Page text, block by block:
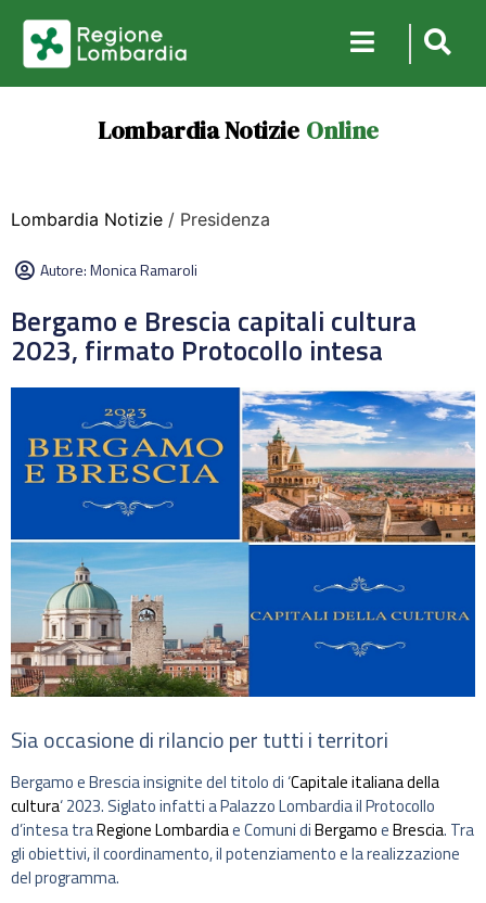
Lombardia Notizie Online
Lombardia Notizie / Presidenza
Autore:Monica Ramaroli
Bergamo e Brescia capitali cultura
2023, firmato Protocollo intesa
Sia occasione di rilancio per tutti i territori
Bergamo e Brescia insignite del titolo di ‘Capitale italiana della
cultura‘ 2023. Siglato infatti a Palazzo Lombardia il Protocollo
d’intesa traRegione Lombardiae Comuni diBergamoeBrescia. Tra
gli obiettivi, il coordinamento, il potenziamento e la realizzazione
del programma.